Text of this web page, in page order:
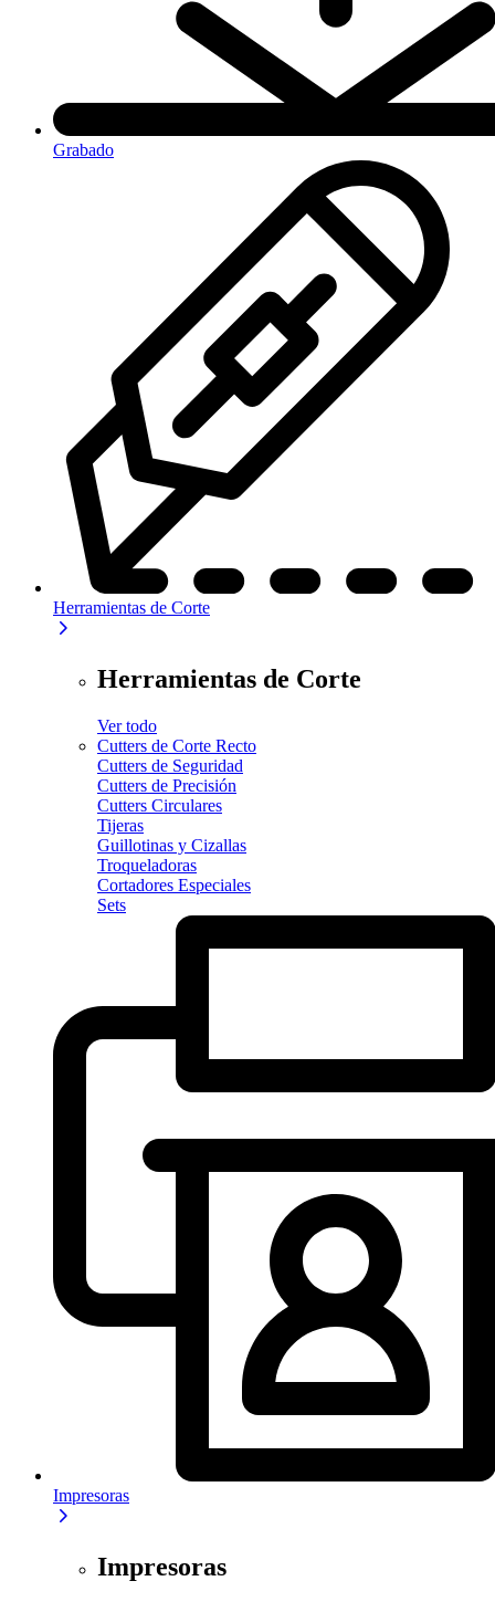
Grabado
Herramientas de Corte
Herramientas de Corte
Ver todo
Cutters de Corte Recto
Cutters de Seguridad
Cutters de Precisión
Cutters Circulares
Tijeras
Guillotinas y Cizallas
Troqueladoras
Cortadores Especiales
Sets
Impresoras
Impresoras